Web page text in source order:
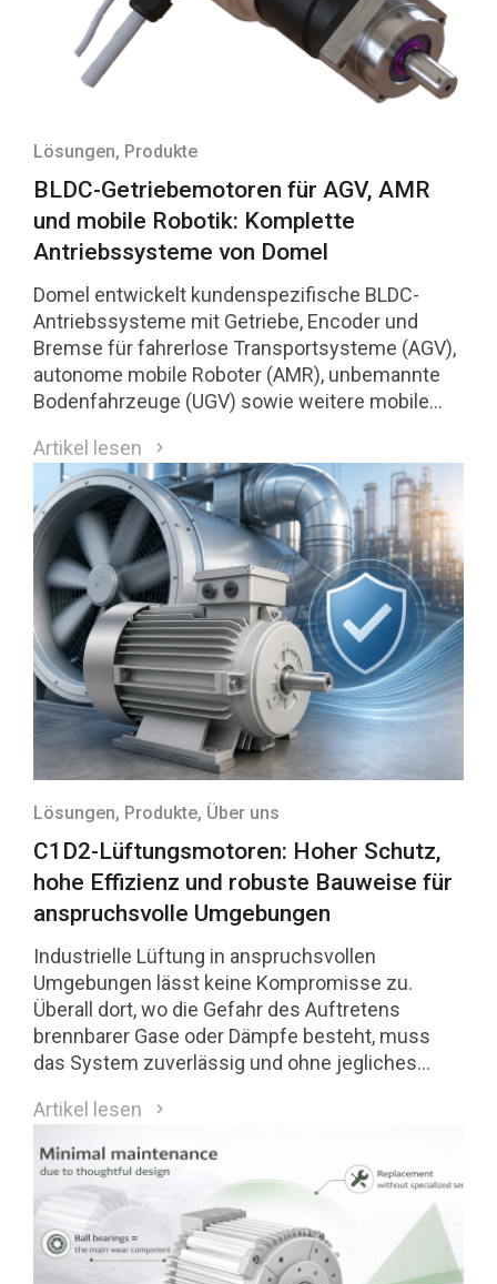
Lösungen, Produkte
BLDC-Getriebemotoren für AGV, AMR
und mobile Robotik: Komplette
Antriebssysteme von Domel
Domel entwickelt kundenspezifische BLDC-
Antriebssysteme mit Getriebe, Encoder und
Bremse für fahrerlose Transportsysteme (AGV),
autonome mobile Roboter (AMR), unbemannte
Bodenfahrzeuge (UGV) sowie weitere mobile
Artikel lesen
Lösungen, Produkte, Über uns
C1D2-Lüftungsmotoren: Hoher Schutz,
hohe Effizienz und robuste Bauweise für
anspruchsvolle Umgebungen
Industrielle Lüftung in anspruchsvollen
Umgebungen lässt keine Kompromisse zu.
Überall dort, wo die Gefahr des Auftretens
brennbarer Gase oder Dämpfe besteht, muss
das System zuverlässig und ohne jegliches
2 (C1D2)-Umgebungen sind eine direkte Antwort
auf diese Anforderungen.
Artikel lesen